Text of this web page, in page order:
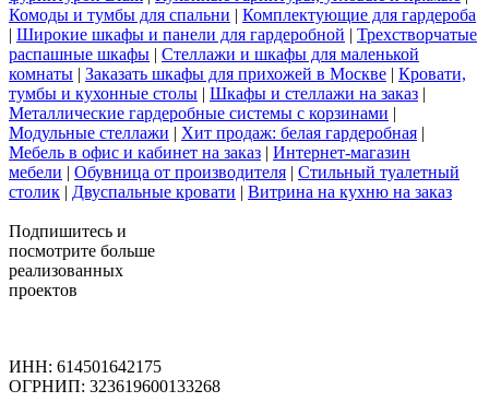
Комоды и тумбы для спальни | Комплектующие для гардероба
| Широкие шкафы и панели для гардеробной | Трехстворчатые
распашные шкафы | Стеллажи и шкафы для маленькой
комнаты | Заказать шкафы для прихожей в Москве | Кровати,
тумбы и кухонные столы | Шкафы и стеллажи на заказ |
Металлические гардеробные системы с корзинами |
Модульные стеллажи | Хит продаж: белая гардеробная |
Мебель в офис и кабинет на заказ | Интернет-магазин
мебели | Обувница от производителя | Стильный туалетный
столик | Двуспальные кровати | Витрина на кухню на заказ
Подпишитесь и
посмотрите больше
реализованных
проектов
ИНН: 614501642175
ОГРНИП: 323619600133268